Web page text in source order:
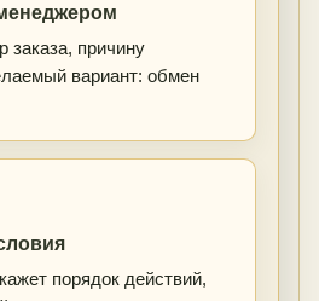
причину
вариант: обмен
порядок действий,